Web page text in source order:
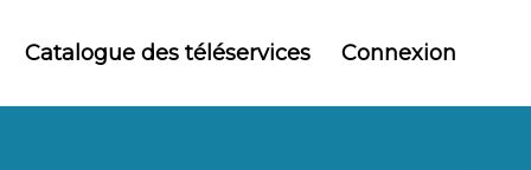
Catalogue des téléservices Connexion